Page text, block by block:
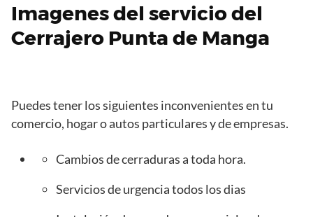
Imagenes del servicio del
Cerrajero Punta de Manga
Puedes tener los siguientes inconvenientes en tu
comercio, hogar o autos particulares y de empresas.
Cambios de cerraduras a toda hora.
Servicios de urgencia todos los dias